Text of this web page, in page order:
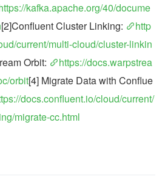
kafka.apache.org/40/docume
[2]Confluent Cluster Linking:
http
current/multi-cloud/cluster-linkin
Orbit:
https://docs.warpstrea
orbit[4] Migrate Data with Conflue
docs.confluent.io/cloud/current/
migrate-cc.html